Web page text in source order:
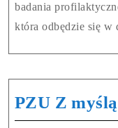
badania
która odbędzie się w
PZU Z